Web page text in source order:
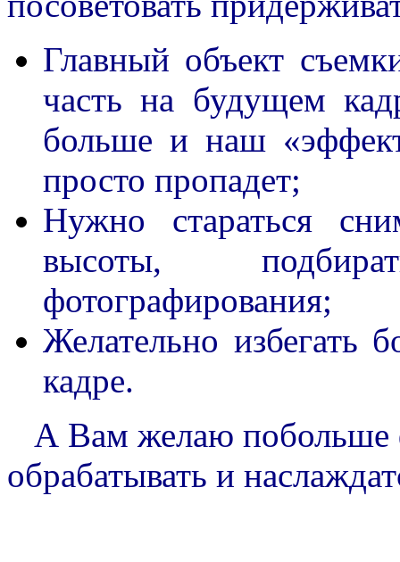
Главный объект
часть на будущем
больше и наш
просто пропадет;
Нужно стараться
высоты,
фотографирования;
Желательно избегать
кадре.
А Вам желаю побольше
обрабатывать и